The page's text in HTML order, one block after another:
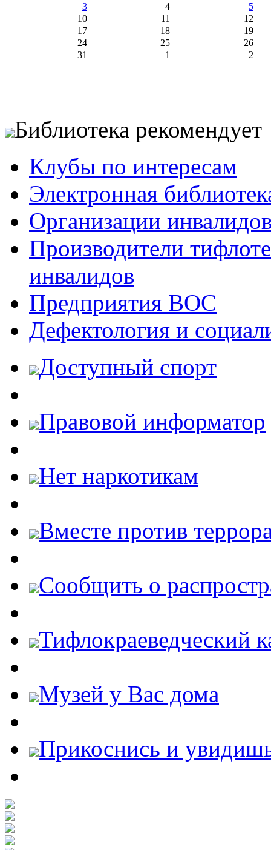
3
4
5
10
11
12
17
18
19
24
25
26
31
1 2
Библиотека рекомендует
Клубы по интересам
Электронная
Организации
Производители
инвалидов
Предприятия ВОС
Дефектология и
Доступный спорт
Правовой информатор
Нет наркотикам
Вместе против
Cообщить о
Тифлокраеведческий
Музей у Вас дома
Прикоснись и